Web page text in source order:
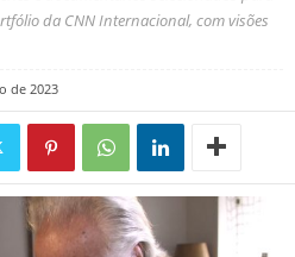
da CNN Internacional, com visões
de 2023